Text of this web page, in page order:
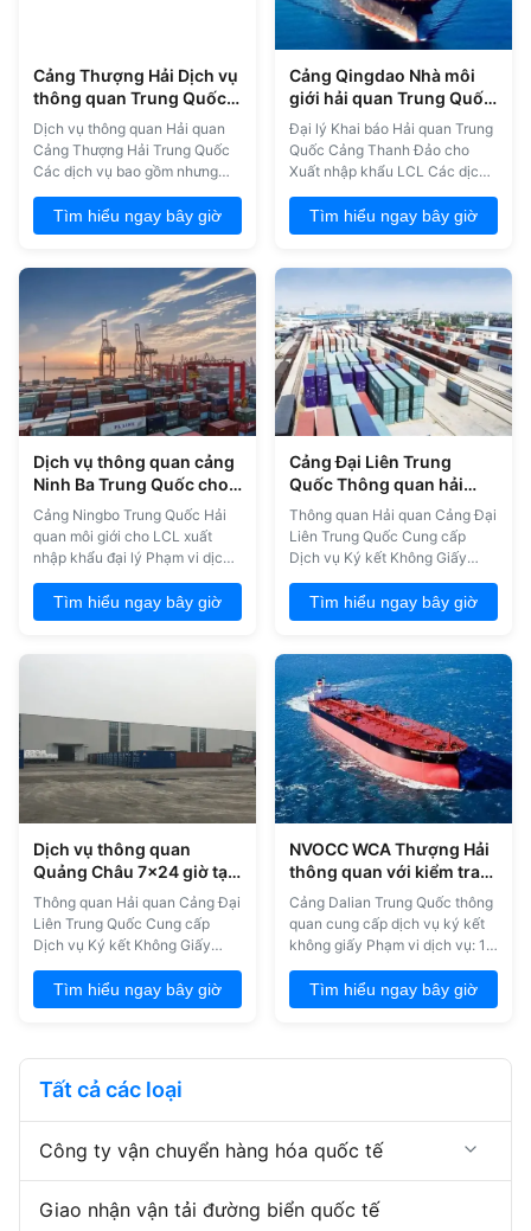
Cảng Thượng Hải Dịch vụ
thông quan Trung Quốc
trên toàn thế giới
Dịch vụ thông quan Hải quan
Cảng Thượng Hải Trung Quốc
Các dịch vụ bao gồm nhưng
quan Hải quan Trung Quốc cho
hàng hóa thương mại thông
nước khoáng, gỗ, loog, mỹ
phẩm, du thuyền, máy bay tư
nhân, các sản phẩm hóa học. 2.
Đại lý kiểm tra ...
Tìm hiểu ngay bây giờ
Cảng Qingdao Nhà môi
giới hải quan Trung Quốc
cho đại lý xuất nhập khẩu
LCL
Đại lý Khai báo Hải quan Trung
Quốc Cảng Thanh Đảo cho
Xuất nhập khẩu LCL Các dịch
hạn 1. Đại lý Khai báo Hải quan
Trung Quốc cho hàng hóa
dụ, rượu, dầu ô liu, nước
thuyền, máy bay tư nhân, sản
phẩm hóa học. 2. Đ...
Tìm hiểu ngay bây giờ
Dịch vụ thông quan cảng
Ninh Ba Trung Quốc cho
đại lý xuất nhập khẩu LCL
Cảng Ningbo Trung Quốc Hải
quan môi giới cho LCL xuất
nhập khẩu đại lý Phạm vi dịch
vụ: 1. Xuất khẩu hàng hóa bằng
đường biển 2. Xuất khẩu hàng
hóa hàng không 3. Xuất khẩu
chúng tôi? 1Giá c...
Tìm hiểu ngay bây giờ
Cảng Đại Liên Trung
Quốc Thông quan hải
quan Cung cấp dịch vụ ký
không cần giấy tờ
Thông quan Hải quan Cảng Đại
Liên Trung Quốc Cung cấp
Dịch vụ Ký kết Không Giấy
Phạm vi Dịch vụ: 1. Xuất khẩu
Vận tải biển 2. Xuất khẩu Vận
tải hàng không 3. Xuất khẩu
LCL 5. Giấy chứng nhận ATA 6.
Giấy phép xuất khẩu 7. Đại lý
nhập khẩu POL Dịch vụ GIÁ
THANH ĐẢO C/O ...
Tìm hiểu ngay bây giờ
Dịch vụ thông quan
Quảng Châu 7x24 giờ tại
Trung Quốc
Thông quan Hải quan Cảng Đại
Liên Trung Quốc Cung cấp
Dịch vụ Ký kết Không Giấy
Phạm vi Dịch vụ: 1. Xuất khẩu
hàng hải 2. Xuất khẩu hàng
không 3. Xuất khẩu hàng
khẩu Dịch vụ vận tải đường
Tìm hiểu ngay bây giờ
NVOCC WCA Thượng Hải
thông quan với kiểm tra
hàng hóa
Cảng Dalian Trung Quốc thông
quan cung cấp dịch vụ ký kết
không giấy Phạm vi dịch vụ: 1.
Xuất khẩu hàng hóa bằng
đường biển 2. Xuất khẩu hàng
hóa hàng không 3. Xuất khẩu
Tìm hiểu ngay bây giờ
Tất cả các loại
Công ty vận chuyển hàng hóa quốc tế
Giao Nhận Xuất Nhập Khẩu
Giao nhận vận tải đường biển quốc tế